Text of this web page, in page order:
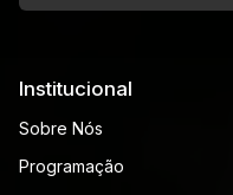
Institucional
Sobre Nós
Programação